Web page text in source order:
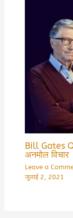
Bill Gates
अनमोल विचार
Leave a
जुलाई 2, 2021